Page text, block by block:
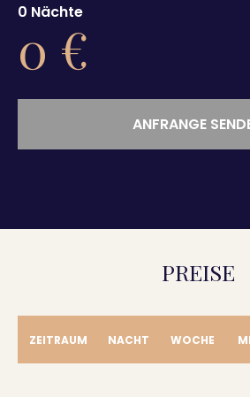
0 Nächte
0 €
ANFRANGE
PREISE
ZEITRAUM NACHT WOCHE